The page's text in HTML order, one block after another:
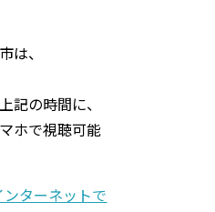
は、
記の時間に、
ホで視聴可能
ターネットで